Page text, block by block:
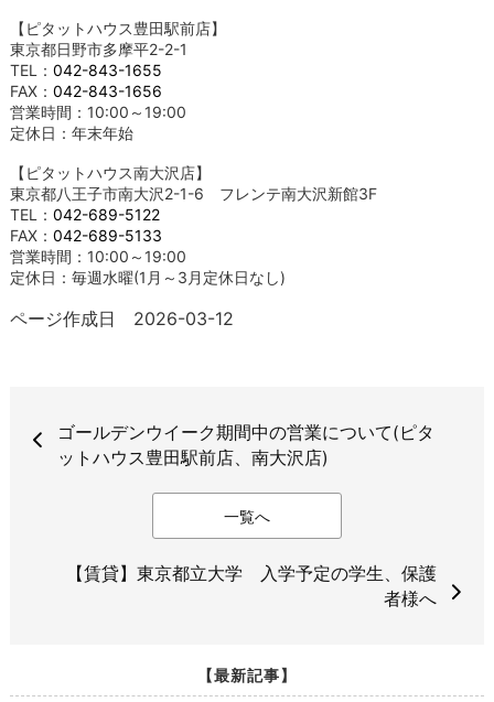
【ピタットハウス豊田駅前店】
東京都日野市多摩平2-2-1
TEL： 042-843-1655
FAX： 042-843-1656
営業時間：10:00～19:00
定休日：年末年始
【ピタットハウス南大沢店】
東京都八王子市南大沢2-1-6 フレンテ南大沢新館3F
TEL： 042-689-5122
FAX： 042-689-5133
営業時間：10:00～19:00
定休日：毎週水曜(1月～3月定休日なし)
ページ作成日 2026-03-12
ゴールデンウイーク期間中の営業について(ピタ
ットハウス豊田駅前店、南大沢店)
一覧へ
【賃貸】東京都立大学 入学予定の学生、保護
者様へ
【最新記事】